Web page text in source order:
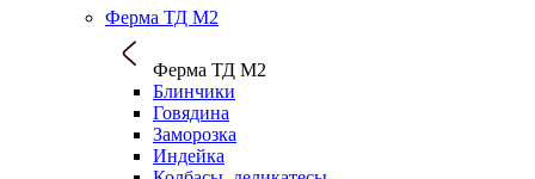
Ферма ТД М2
Ферма ТД М2
Блинчики
Говядина
Заморозка
Индейка